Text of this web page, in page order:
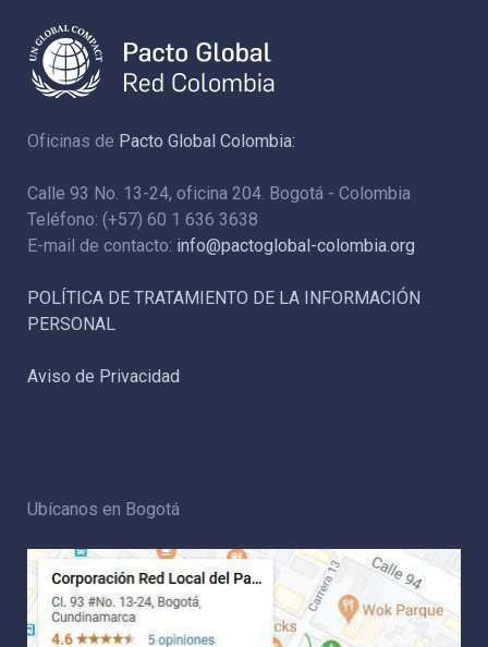
Oficinas de Pacto Global Colombia:
Calle 93 No. 13-24, oficina 204. Bogotá - Colombia
Teléfono: (+57) 60 1 636 3638
E-mail de contacto: info@pactoglobal-colombia.org
POLÍTICA DE TRATAMIENTO DE LA INFORMACIÓN
PERSONAL
Aviso de Privacidad
Ubícanos en Bogotá